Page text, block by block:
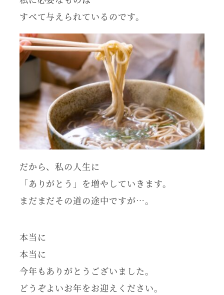
すべて与えられているのです。
だから、私の人生に
「ありがとう」を増やしていきます。
まだまだその道の途中ですが…。
本当に
本当に
今年もありがとうございました。
どうぞよいお年をお迎えください。